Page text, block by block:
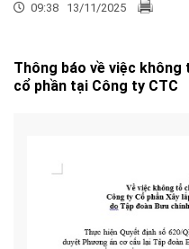
09:38 13/11/2025
Thông báo về việc
cổ phần tại Công ty CTC